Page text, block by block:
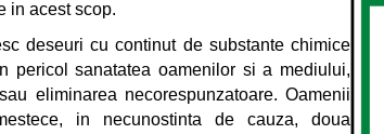
in acest scop.
deseuri cu continut de substante chimice
pericol sanatatea oamenilor si a mediului,
eliminarea necorespunzatoare. Oamenii
in necunostinta de cauza, doua